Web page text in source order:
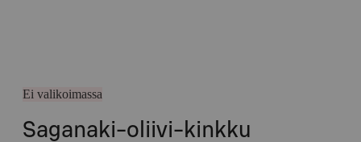
Ei valikoimassa
Saganaki-oliivi-kinkku